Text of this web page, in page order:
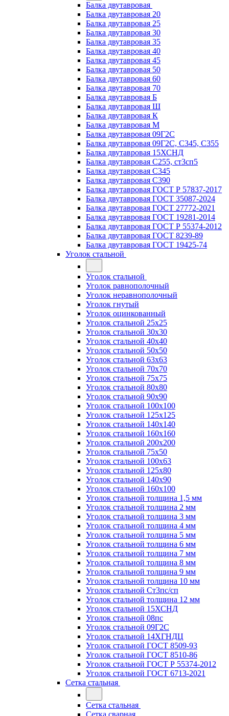
Балка двутавровая
Балка двутавровая 20
Балка двутавровая 25
Балка двутавровая 30
Балка двутавровая 35
Балка двутавровая 40
Балка двутавровая 45
Балка двутавровая 50
Балка двутавровая 60
Балка двутавровая 70
Балка двутавровая Б
Балка двутавровая Ш
Балка двутавровая К
Балка двутавровая М
Балка двутавровая 09Г2С
Балка двутавровая 09Г2С, С345, С355
Балка двутавровая 15ХСНД
Балка двутавровая С255, ст3сп5
Балка двутавровая С345
Балка двутавровая С390
Балка двутавровая ГОСТ Р 57837-2017
Балка двутавровая ГОСТ 35087-2024
Балка двутавровая ГОСТ 27772-2021
Балка двутавровая ГОСТ 19281-2014
Балка двутавровая ГОСТ Р 55374-2012
Балка двутавровая ГОСТ 8239-89
Балка двутавровая ГОСТ 19425-74
Уголок стальной
Уголок стальной
Уголок равнополочный
Уголок неравнополочный
Уголок гнутый
Уголок оцинкованный
Уголок стальной 25х25
Уголок стальной 30х30
Уголок стальной 40х40
Уголок стальной 50х50
Уголок стальной 63х63
Уголок стальной 70х70
Уголок стальной 75х75
Уголок стальной 80х80
Уголок стальной 90х90
Уголок стальной 100х100
Уголок стальной 125х125
Уголок стальной 140х140
Уголок стальной 160х160
Уголок стальной 200х200
Уголок стальной 75х50
Уголок стальной 100х63
Уголок стальной 125х80
Уголок стальной 140х90
Уголок стальной 160х100
Уголок стальной толщина 1,5 мм
Уголок стальной толщина 2 мм
Уголок стальной толщина 3 мм
Уголок стальной толщина 4 мм
Уголок стальной толщина 5 мм
Уголок стальной толщина 6 мм
Уголок стальной толщина 7 мм
Уголок стальной толщина 8 мм
Уголок стальной толщина 9 мм
Уголок стальной толщина 10 мм
Уголок стальной Ст3пс/сп
Уголок стальной толщина 12 мм
Уголок стальной 15ХСНД
Уголок стальной 08пс
Уголок стальной 09Г2С
Уголок стальной 14ХГНДЦ
Уголок стальной ГОСТ 8509-93
Уголок стальной ГОСТ 8510-86
Уголок стальной ГОСТ Р 55374-2012
Уголок стальной ГОСТ 6713-2021
Сетка стальная
Сетка стальная
Сетка сварная